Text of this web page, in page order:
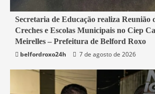
4 min read
Belford Roxo
Secretaria de Educação realiza Reunião
Creches e Escolas Municipais no Ciep
Meirelles – Prefeitura de Belford Roxo
belfordroxo24h
7 de agosto de 2026